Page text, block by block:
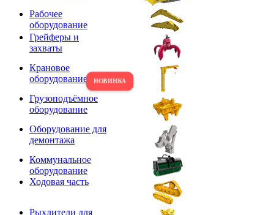
Рабочее
оборудование
Грейферы и
захваты
Крановое
оборудование
Грузоподъёмное
оборудование
Оборудование для
демонтажа
Коммунальное
оборудование
Ходовая часть
Рыхлители для